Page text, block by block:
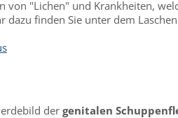
von "Lichen" und Krankheiten,
dazu finden Sie unter dem Laschen
der genitalen